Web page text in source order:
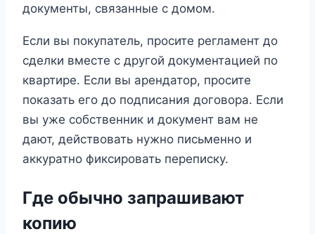
документы, связанные с домом.
Если вы покупатель, просите регламент до
сделки вместе с другой документацией по
квартире. Если вы арендатор, просите
показать его до подписания договора. Если
вы уже собственник и документ вам не
дают, действовать нужно письменно и
аккуратно фиксировать переписку.
Где обычно запрашивают
копию